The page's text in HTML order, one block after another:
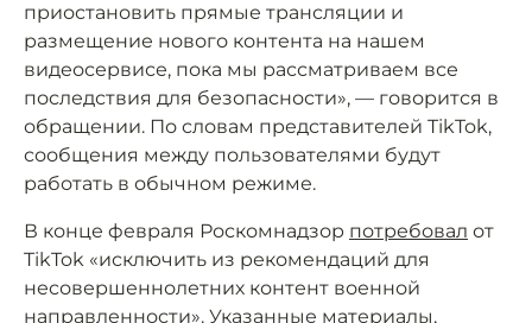
приостановить прямые трансляции и
размещение нового контента на нашем
видеосервисе, пока мы рассматриваем все
последствия для безопасности», — говорится в
обращении. По словам представителей TikTok,
сообщения между пользователями будут
работать в обычном режиме.
В конце февраля Роскомнадзор потребовал от
TikTok «исключить из рекомендаций для
несовершеннолетних контент военной
направленности». Указанные материалы,